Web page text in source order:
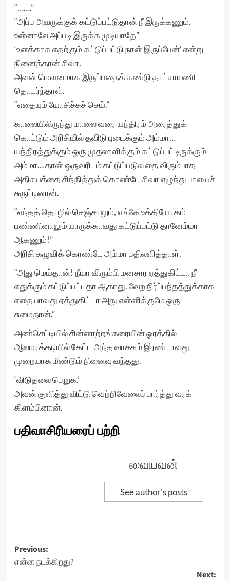
“…….”
“அப்ப அவருக்குக் கட்டுப்பட்டுதான் நீ இருக்கணும்.
உன்னாலே அப்படி இருக்க முடியாதே”
‘உனக்காக எதற்கும் கட்டுப்பட்டு நான் இருப்பேன்’ என்று
நினைத்தான் சிவா.
அவன் மௌனமாக இருப்பதைக் கண்டு தாட்சாயணி
தொடர்ந்தாள்.
“எதையும் யோசிச்சுச் செய்.”
காலையிலிருந்து மாலை வரை யந்திரம் அரைத்துக்
கொட்டும் அரிசியில் தவிடு புடைக்கும் அம்மா…
யந்திரத்துக்கும் ஒரு முதலாளிக்கும் கட்டுப்பட்டிருக்கும்
அம்மா… தான் ஒருவரிடம் கட்டுப்படுவதை விரும்பாத
அதிசயத்தை சிந்தித்துக் கொண்டே சிவா எழுந்து பாயைச்
சுருட்டினான்.
“எந்தத் தொழில் செஞ்சாலும், எங்கே உத்தியோகம்
பண்ணினாலும் யாருக்காவது கட்டுப்பட்டு தானேம்மா
ஆகணும்!”
அரிசி கழுவிக் கொண்டே அம்மா பதிலளித்தாள்.
“அது மெய்தான்! நீயா விரும்பி மனசார ஏத்துகிட்டா நீ
எதுக்கும் கட்டுப்பட்டதா ஆகாது. வேற நிர்ப்பந்தத்துக்காக
எதையாவது ஏத்துகிட்டா அது என்னிக்குமே ஒரு
சுமைதான்.”
அண்செட்டியில் சின்னாற்றங்கரையின் ஓரத்தில்
ஆலமரத்தடியில் கேட்ட அந்த வாசகம் இரண்டாவது
முறையாக மீண்டும் நினைவு வந்தது.
‘விடுதலை பெறுக.’
அவன் குளித்து விட்டு வெற்றிவேலைப் பார்த்து வரக்
கிளம்பினான்.
பதிவாசிரியரைப் பற்றி
வையவன்
See author's posts
Post
navigation
Previous:
என்ன நடக்கிறது?
Next: